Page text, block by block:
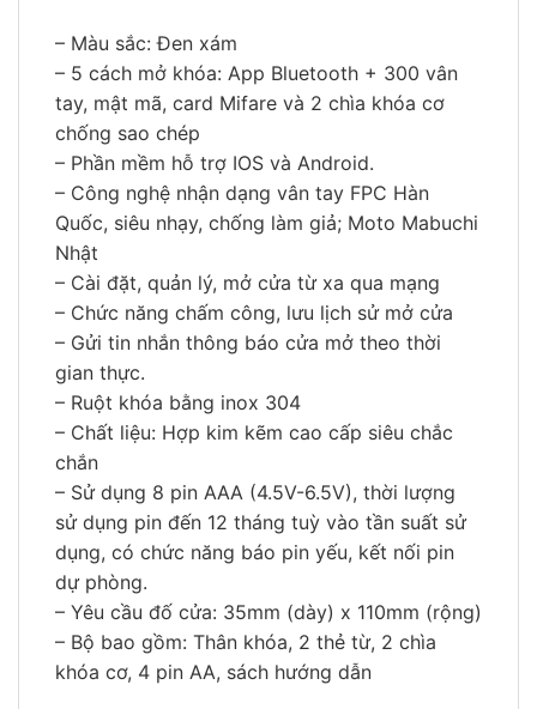
– Màu sắc: Đen xám
– 5 cách mở khóa: App Bluetooth + 300 vân
tay, mật mã, card Mifare và 2 chìa khóa cơ
chống sao chép
– Phần mềm hỗ trợ IOS và Android.
– Công nghệ nhận dạng vân tay FPC Hàn
Quốc, siêu nhạy, chống làm giả; Moto Mabuchi
Nhật
– Cài đặt, quản lý, mở cửa từ xa qua mạng
– Chức năng chấm công, lưu lịch sử mở cửa
– Gửi tin nhắn thông báo cửa mở theo thời
gian thực.
– Ruột khóa bằng inox 304
– Chất liệu: Hợp kim kẽm cao cấp siêu chắc
chắn
– Sử dụng 8 pin AAA (4.5V-6.5V), thời lượng
sử dụng pin đến 12 tháng tuỳ vào tần suất sử
dụng, có chức năng báo pin yếu, kết nối pin
dự phòng.
– Yêu cầu đố cửa: 35mm (dày) x 110mm (rộng)
– Bộ bao gồm: Thân khóa, 2 thẻ từ, 2 chìa
khóa cơ, 4 pin AA, sách hướng dẫn